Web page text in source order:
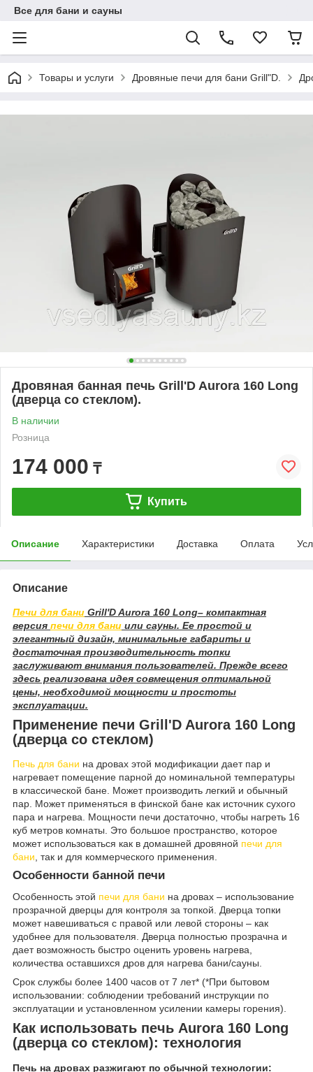
Все для бани и сауны
Товары и услуги Дровяные печи для бани Grill"D.
Дровяная банная печь Grill'D Aurora 160 Long
(дверца со стеклом).
В наличии
Розница
174 000 ₸
Купить
Описание Характеристики Доставка Оплата
Описание
Печи для бани Grill'D Aurora 160 Long– компактная
версия печи для бани или сауны. Ее простой и
элегантный дизайн, минимальные габариты и
достаточная производительность топки
заслуживают внимания пользователей. Прежде всего
здесь реализована идея совмещения оптимальной
цены, необходимой мощности и простоты
эксплуатации.
Применение печи Grill'D Aurora 160 Long
(дверца со стеклом)
Печь для бани на дровах этой модификации дает пар и
нагревает помещение парной до номинальной температуры
в классической бане. Может производить легкий и обычный
пар. Может применяться в финской бане как источник сухого
пара и нагрева. Мощности печи достаточно, чтобы нагреть 16
куб метров комнаты. Это большое пространство, которое
может использоваться как в домашней дровяной печи для
бани, так и для коммерческого применения.
Особенности банной печи
Особенность этой печи для бани на дровах – использование
прозрачной дверцы для контроля за топкой. Дверца топки
может навешиваться с правой или левой стороны – как
удобнее для пользователя. Дверца полностью прозрачна и
дает возможность быстро оценить уровень нагрева,
количества оставшихся дров для нагрева бани/сауны.
Cрок службы более 1400 часов от 7 лет* (*При бытовом
использовании: соблюдении требований инструкции по
эксплуатации и установленном усилении камеры горения).
Как использовать печь Aurora 160 Long
(дверца со стеклом): технология
Печь на дровах разжигают по обычной технологии: